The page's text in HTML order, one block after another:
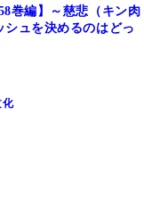
巻編】～慈悲（キン肉
ュを決めるのはどっ
化